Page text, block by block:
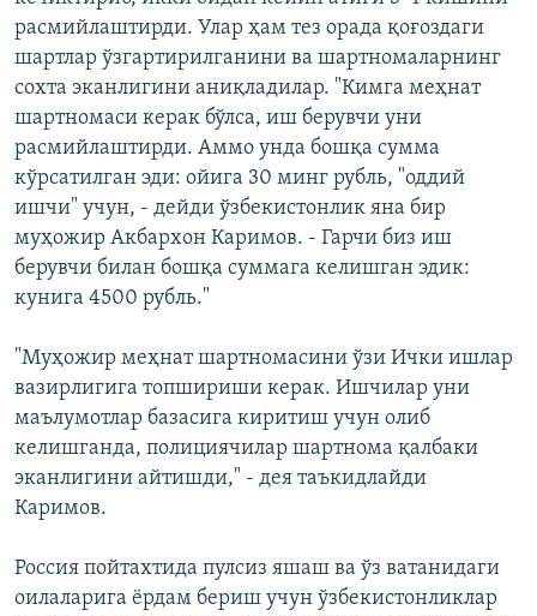
расмийлаштирди. Улар ҳам тез орада қоғоздаги
шартлар ўзгартирилганини ва шартномаларнинг
сохта эканлигини аниқладилар. "Кимга меҳнат
шартномаси керак бўлса, иш берувчи уни
расмийлаштирди. Аммо унда бошқа сумма
кўрсатилган эди: ойига 30 минг рубль, "оддий
ишчи" учун, - дейди ўзбекистонлик яна бир
муҳожир Акбархон Каримов. - Гарчи биз иш
берувчи билан бошқа суммага келишган эдик:
кунига 4500 рубль."
"Муҳожир меҳнат шартномасини ўзи Ички ишлар
вазирлигига топшириши керак. Ишчилар уни
маълумотлар базасига киритиш учун олиб
келишганда, полициячилар шартнома қалбаки
эканлигини айтишди," - дея таъкидлайди
Каримов.
Россия пойтахтида пулсиз яшаш ва ўз ватанидаги
оилаларига ёрдам бериш учун ўзбекистонликлар